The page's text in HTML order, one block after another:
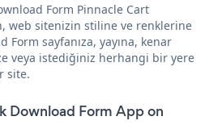
Form Pinnacle Cart
web sitenizin stiline ve renklerine
Form sayfanıza, yayına, kenar
veya istediğiniz herhangi bir yere
site.
Download Form App on